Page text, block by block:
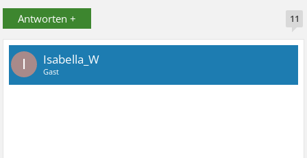
Antworten + 11
I Isabella_W
Gast